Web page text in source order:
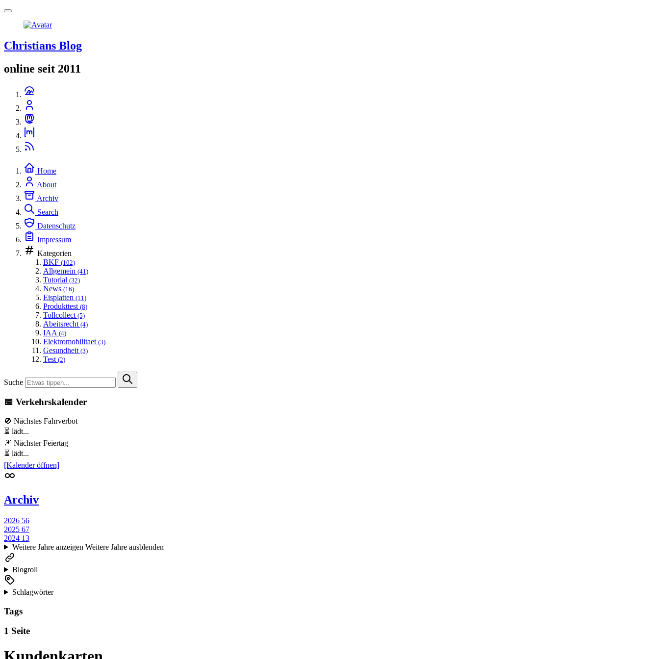
Christians Blog
online seit 2011
Home
About
Archiv
Search
Datenschutz
Impressum
Kategorien
BKF (102)
Allgemein (41)
Tutorial (32)
News (16)
Eisplatten (11)
Produkttest (8)
Tollcollect (5)
Abeitsrecht (4)
IAA (4)
Elektromobilitaet (3)
Gesundheit (3)
Test (2)
Suche
📅 Verkehrskalender
🚫 Nächstes Fahrverbot
⏳ lädt...
🎆 Nächster Feiertag
⏳ lädt...
[Kalender öffnen]
Archiv
2026 56
2025 67
2024 13
Weitere Jahre anzeigen Weitere Jahre ausblenden
Blogroll
Schlagwörter
Tags
1 Seite